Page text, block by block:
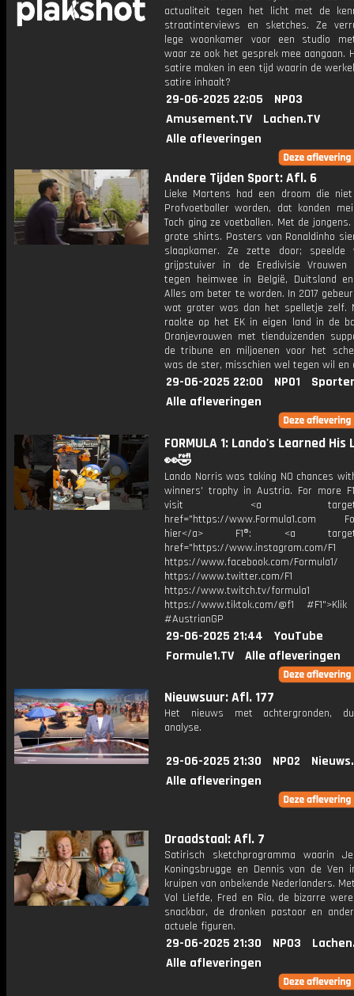
actualiteit tegen het licht met de
straatinterviews en sketches. Ze
lege woonkamer voor een studio
waar ze ook het gesprek mee aangaan.
satire maken in een tijd waarin de
satire inhaalt?
29-06-2025 22:05
NPO3
Amusement.TV
Lachen.TV
Alle afleveringen
Andere Tijden Sport: Afl. 6
Lieke Martens had een droom die
Profvoetballer worden, dat konden
Toch ging ze voetballen. Met de
grote shirts. Posters van Ronaldinho
slaapkamer. Ze zette door; speelde
grijpstuiver in de Eredivisie Vrouwen
tegen heimwee in België, Duitsland
Alles om beter te worden. In 2017
wat groter was dan het spelletje zelf.
raakte op het EK in eigen land in de
Oranjevrouwen met tienduizenden
de tribune en miljoenen voor het
was de ster, misschien wel tegen wil en
29-06-2025 22:00 NPO1
Alle afleveringen
FORMULA 1: Lando's Learned His
👀🤣
Lando Norris was taking NO chances
winners' trophy in Austria. For more
visit <a
href="https://www.Formula1.com
hier</a> F1®: <a
href="https://www.instagram.com/F1
https://www.facebook.com/Formula1/
https://www.twitter.com/F1
https://www.twitch.tv/formula1
https://www.tiktok.com/@f1
#AustrianGP
29-06-2025 21:44
YouTube
Formule1.TV
Alle afleveringen
Nieuwsuur: Afl. 177
Het nieuws met achtergronden,
analyse.
29-06-2025 21:30 NPO2
Alle afleveringen
Draadstaal: Afl. 7
Satirisch sketchprogramma waarin
Koningsbrugge en Dennis van de Ven
kruipen van onbekende Nederlanders.
Vol Liefde, Fred en Ria, de bizarre
snackbar, de dronken pastoor en
actuele figuren.
29-06-2025 21:30 NPO3
Alle afleveringen